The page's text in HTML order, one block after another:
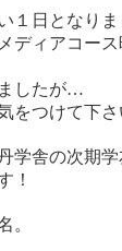
１日となりま
ディアコー
したが…
をつけて下さ
学舎の次期学
！
。